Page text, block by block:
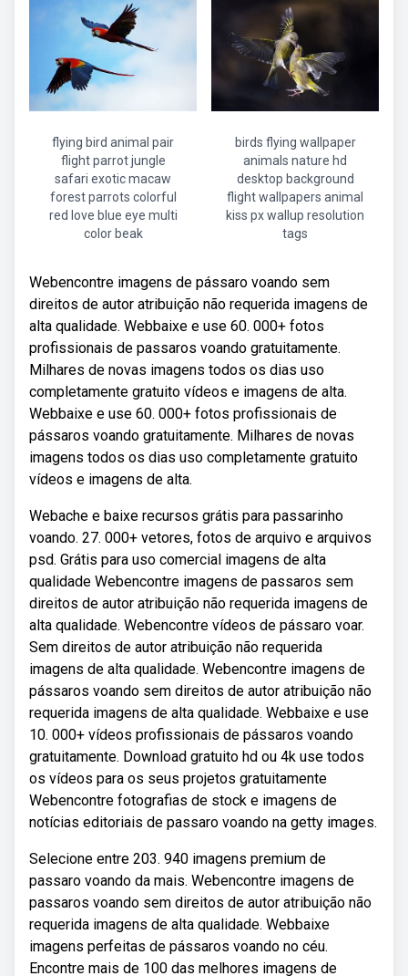
flying bird animal pair
flight parrot jungle
safari exotic macaw
forest parrots colorful
red love blue eye multi
color beak
birds flying wallpaper
animals nature hd
desktop background
flight wallpapers animal
kiss px wallup resolution
tags
Webencontre imagens de pássaro voando sem
direitos de autor atribuição não requerida imagens de
alta qualidade. Webbaixe e use 60. 000+ fotos
profissionais de passaros voando gratuitamente.
Milhares de novas imagens todos os dias uso
completamente gratuito vídeos e imagens de alta.
Webbaixe e use 60. 000+ fotos profissionais de
pássaros voando gratuitamente. Milhares de novas
imagens todos os dias uso completamente gratuito
vídeos e imagens de alta.
Webache e baixe recursos grátis para passarinho
voando. 27. 000+ vetores, fotos de arquivo e arquivos
psd. Grátis para uso comercial imagens de alta
qualidade Webencontre imagens de passaros sem
direitos de autor atribuição não requerida imagens de
alta qualidade. Webencontre vídeos de pássaro voar.
Sem direitos de autor atribuição não requerida
imagens de alta qualidade. Webencontre imagens de
pássaros voando sem direitos de autor atribuição não
requerida imagens de alta qualidade. Webbaixe e use
10. 000+ vídeos profissionais de pássaros voando
gratuitamente. Download gratuito hd ou 4k use todos
os vídeos para os seus projetos gratuitamente
Webencontre fotografias de stock e imagens de
notícias editoriais de passaro voando na getty images.
Selecione entre 203. 940 imagens premium de
passaro voando da mais. Webencontre imagens de
passaros voando sem direitos de autor atribuição não
requerida imagens de alta qualidade. Webbaixe
imagens perfeitas de pássaros voando no céu.
Encontre mais de 100 das melhores imagens de